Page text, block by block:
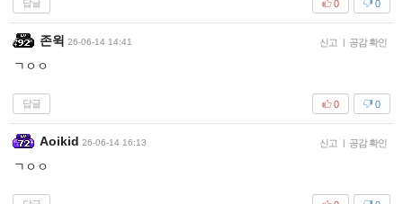
답글 0
0
존윅 26-06-14 14:41 신고 | 공감 확인
ㄱㅇㅇ
답글 0
0
Aoikid 26-06-14 16:13 신고 | 공감 확인
ㄱㅇㅇ